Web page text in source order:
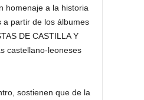
homenaje a la historia
a partir de los álbumes
DE CASTILLA Y
castellano-leoneses
sostienen que de la